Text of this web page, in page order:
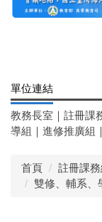
單位連結
教務長室 ｜ 註冊課
導組 ｜ 進修推廣組 ｜
首頁 註冊課務
雙修、輔系、